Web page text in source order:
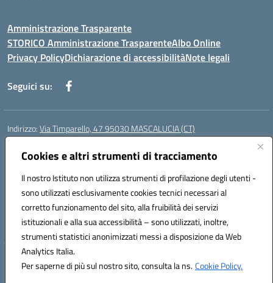
Cookies e altri strumenti di tracciamento
Il nostro Istituto non utilizza strumenti di profilazione degli utenti -
sono utilizzati esclusivamente cookies tecnici necessari al
corretto funzionamento del sito, alla fruibilità dei servizi
istituzionali e alla sua accessibilità – sono utilizzati, inoltre,
strumenti statistici anonimizzati messi a disposizione da Web
Analytics Italia.
Per saperne di più sul nostro sito, consulta la ns.Cookie Policy.
Amministrazione Trasparente
STORICO Amministrazione TrasparenteAlbo Online
Privacy PolicyDichiarazione di accessibilitàNote legali
Seguici su:
Indirizzo:Via Timparello, 47 95030 MASCALUCIA (CT)
Centralino:
Posta elettronica certificata (PEC):ctic8bc002@pec.istruzione.it
Codice fiscale: 93238350875
Codice meccanografico:ctic8bc002
Codice Indice delle Pubbliche Amministrazioni (IPA): istsc_ctic8bc002
Codice unico di fatturazione (CUF): 2PO2JW
Hosting & Powered by 3D Solution S.r.l.
Concept & Design by Designers Italia